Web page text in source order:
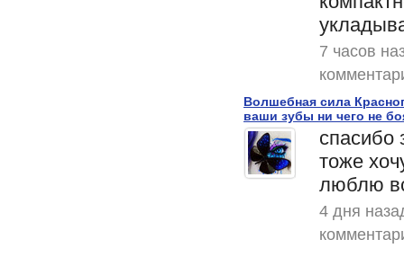
7 часов
Волшебная сила
ваши зубы ни чего не
спасибо
тоже
люблю
4 дня